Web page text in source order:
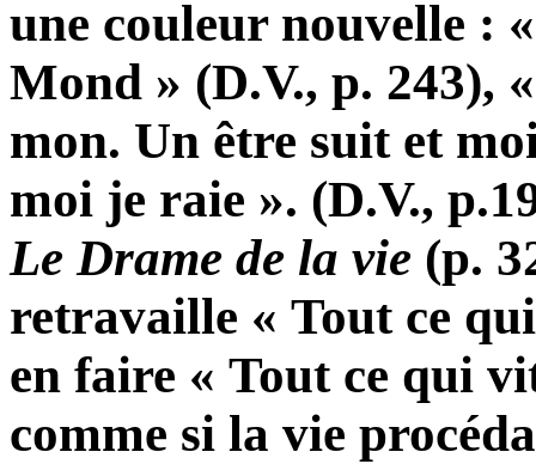
une couleur nouvelle :
Mond » (D.V., p. 243),
mon. Un être suit et
moi je raie ». (D.V.,
Le Drame de la vie (p.
retravaille « Tout ce
en faire « Tout ce qui
comme si la vie